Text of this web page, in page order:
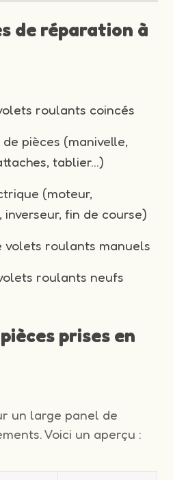
de réparation à
roulants coincés
pièces (manivelle,
tablier…)
(moteur,
fin de course)
volets roulants manuels
roulants neufs
prises en
un large panel de
Voici un aperçu :